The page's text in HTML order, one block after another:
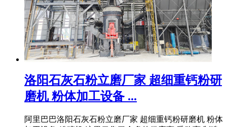
洛阳石灰石粉立磨厂家 超细重钙粉研
磨机 粉体加工设备 ...
阿里巴巴洛阳石灰石粉立磨厂家 超细重钙粉研磨机 粉体